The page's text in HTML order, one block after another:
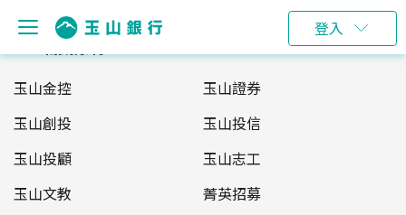
登入
玉山服務網
玉山金控
玉山證券
玉山創投
玉山投信
玉山投顧
玉山志工
玉山文教
菁英招募